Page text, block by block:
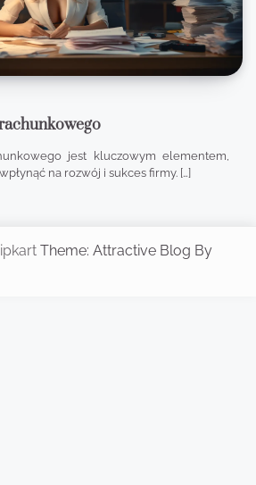
jest kluczowym elementem,
na rozwój i sukces firmy. […]
Theme: Attractive Blog By